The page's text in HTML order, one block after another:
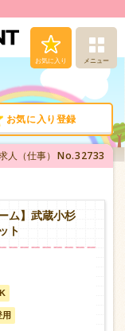
お気に入り メニュー
お気に入り登録
人（仕事） No.32733
ム】武蔵小杉
ト